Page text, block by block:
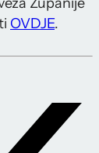
OVDJE.